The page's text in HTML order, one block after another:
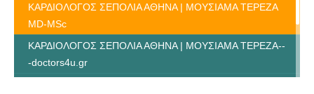
ΚΑΡΔΙΟΛΟΓΟΣ ΣΕΠΟΛΙΑ ΑΘΗΝΑ | ΜΟΥΣΙΑΜΑ ΤΕΡΕΖΑ
MD-MSc
ΚΑΡΔΙΟΛΟΓΟΣ ΣΕΠΟΛΙΑ ΑΘΗΝΑ | ΜΟΥΣΙΑΜΑ ΤΕΡΕΖΑ--
-doctors4u.gr